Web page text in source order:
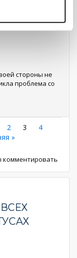
стороны не
проблема со
Страница
2
Текущая
3 Страница
4
»
комментировать